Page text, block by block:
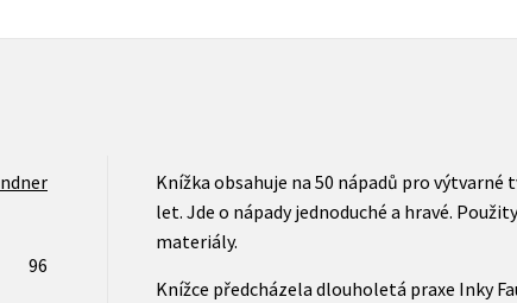
96
Knížka obsahuje na 50 nápadů pro výtvarné
let. Jde o nápady jednoduché a hravé.
materiály.
Knížce předcházela dlouholetá praxe Inky